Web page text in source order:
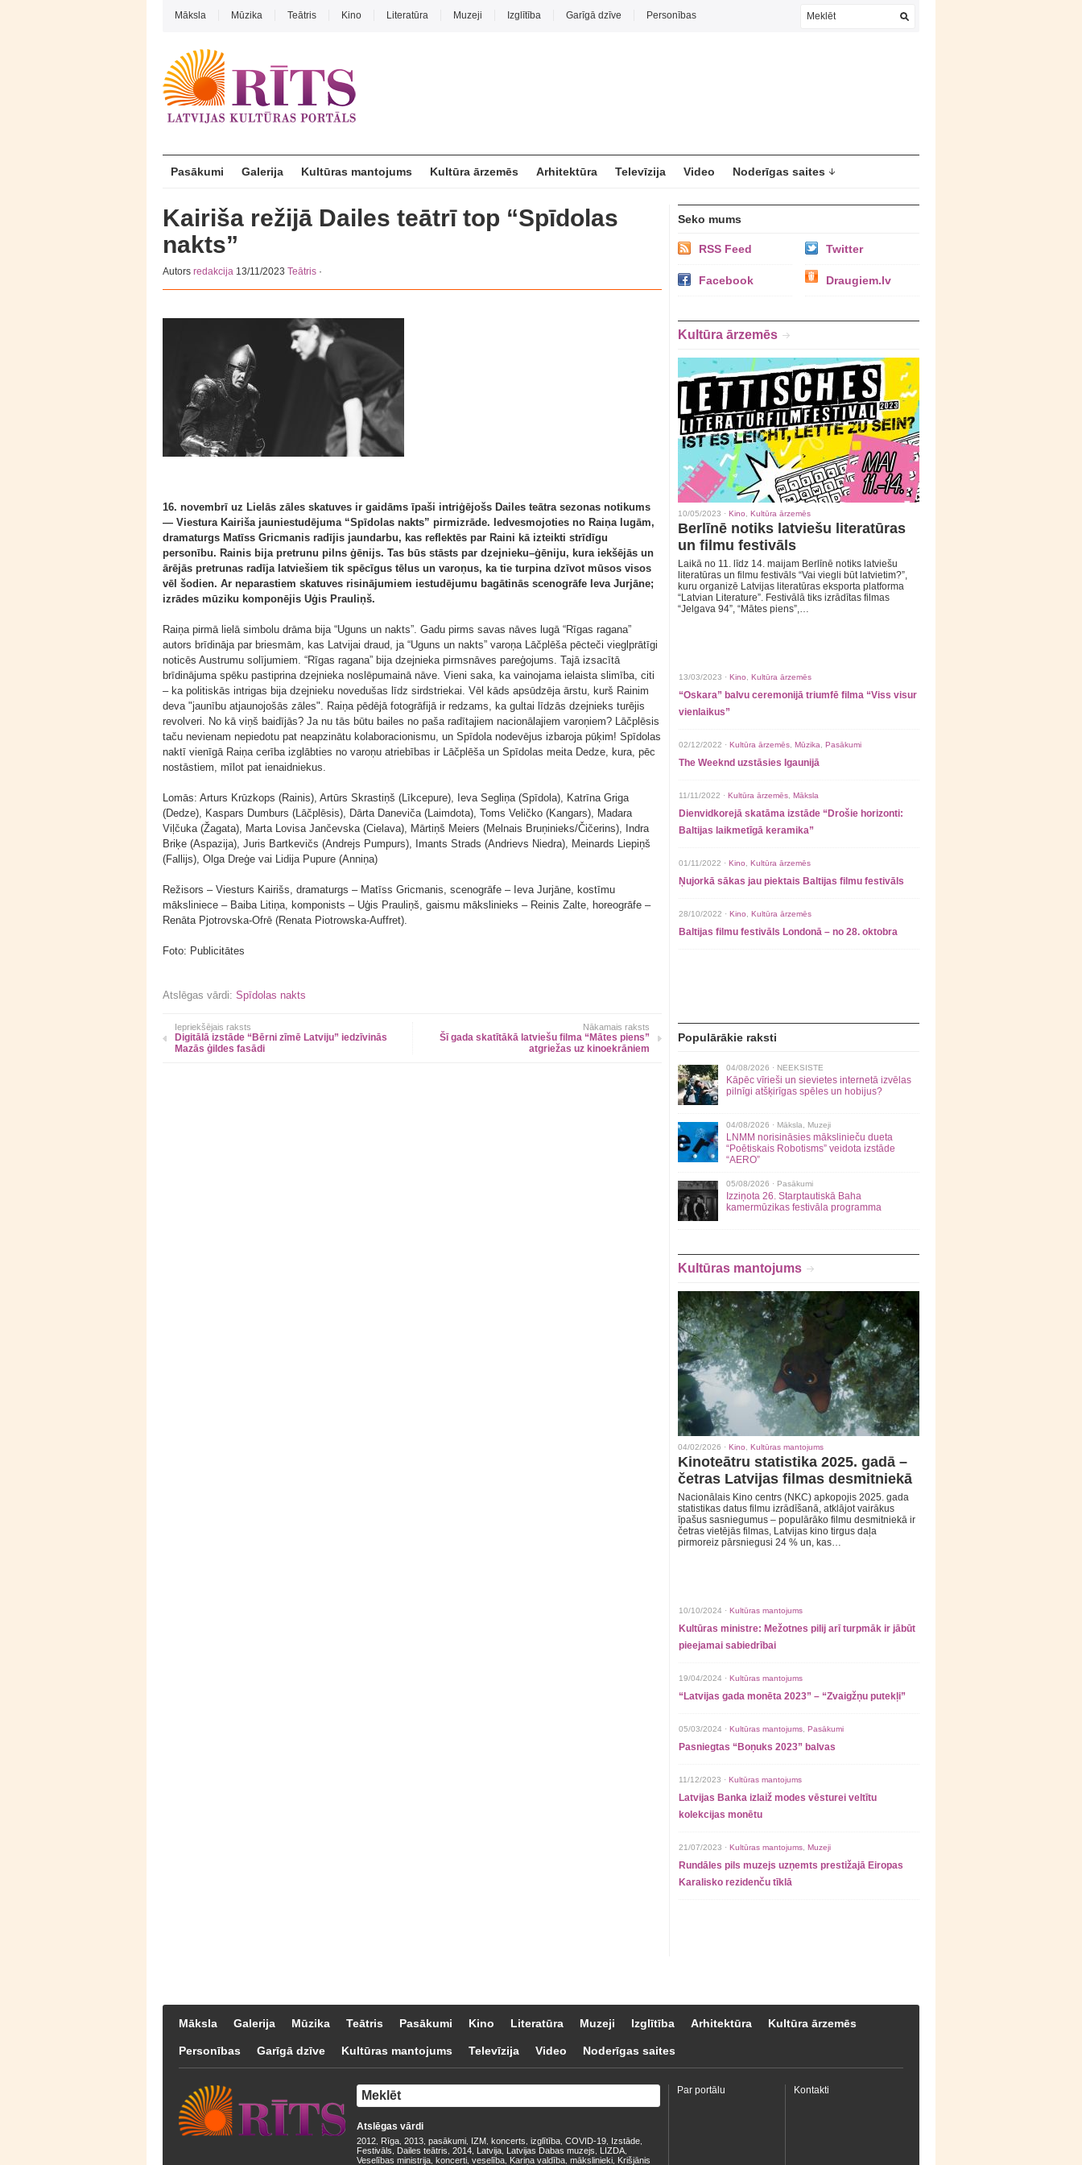
Māksla Mūzika Teātris Kino Literatūra Muzeji Izglītība Garīgā dzīve Personības
Pasākumi Galerija Kultūras mantojums Kultūra ārzemēs Arhitektūra Televīzija Video Noderīgas saites
Kairiša režijā Dailes teātrī top “Spīdolas
nakts”
Autors redakcija 13/11/2023 Teātris ·
16. novembrī uz Lielās zāles skatuves ir gaidāms īpaši intriģējošs Dailes teātra sezonas notikums
— Viestura Kairiša jauniestudējuma “Spīdolas nakts” pirmizrāde. Iedvesmojoties no Raiņa lugām,
dramaturgs Matīss Gricmanis radījis jaundarbu, kas reflektēs par Raini kā izteikti strīdīgu
personību. Rainis bija pretrunu pilns ģēnijs. Tas būs stāsts par dzejnieku–ģēniju, kura iekšējās un
ārējās pretrunas radīja latviešiem tik spēcīgus tēlus un varoņus, ka tie turpina dzīvot mūsos visos
vēl šodien. Ar neparastiem skatuves risinājumiem iestudējumu bagātinās scenogrāfe Ieva Jurjāne;
izrādes mūziku komponējis Uģis Prauliņš.
Raiņa pirmā lielā simbolu drāma bija “Uguns un nakts”. Gadu pirms savas nāves lugā “Rīgas ragana”
autors brīdināja par briesmām, kas Latvijai draud, ja “Uguns un nakts” varoņa Lāčplēša pēcteči vieglprātīgi
noticēs Austrumu solījumiem. “Rīgas ragana” bija dzejnieka pirmsnāves pareģojums. Tajā izsacītā
brīdinājuma spēku pastiprina dzejnieka noslēpumainā nāve. Vieni saka, ka vainojama ielaista slimība, citi
– ka politiskās intrigas bija dzejnieku novedušas līdz sirdstriekai. Vēl kāds apsūdzēja ārstu, kurš Rainim
deva "jaunību atjaunojošās zāles". Raiņa pēdējā fotogrāfijā ir redzams, ka gultai līdzās dzejnieks turējis
revolveri. No kā viņš baidījās? Ja nu tās būtu bailes no paša radītajiem nacionālajiem varoņiem? Lāčplēsis
taču nevienam nepiedotu pat neapzinātu kolaboracionismu, un Spīdola nodevējus izbaroja pūķim! Spīdolas
naktī vienīgā Raiņa cerība izglābties no varoņu atriebības ir Lāčplēša un Spīdolas meita Dedze, kura, pēc
nostāstiem, mīlot pat ienaidniekus.
Lomās: Arturs Krūzkops (Rainis), Artūrs Skrastiņš (Līkcepure), Ieva Segliņa (Spīdola), Katrīna Griga
(Dedze), Kaspars Dumburs (Lāčplēsis), Dārta Daneviča (Laimdota), Toms Veličko (Kangars), Madara
Viļčuka (Žagata), Marta Lovisa Jančevska (Cielava), Mārtiņš Meiers (Melnais Bruņinieks/Čičerins), Indra
Briķe (Aspazija), Juris Bartkevičs (Andrejs Pumpurs), Imants Strads (Andrievs Niedra), Meinards Liepiņš
(Fallijs), Olga Dreģe vai Lidija Pupure (Anniņa)
Režisors – Viesturs Kairišs, dramaturgs – Matīss Gricmanis, scenogrāfe – Ieva Jurjāne, kostīmu
māksliniece – Baiba Litiņa, komponists – Uģis Prauliņš, gaismu mākslinieks – Reinis Zalte, horeogrāfe –
Renāta Pjotrovska-Ofrē (Renata Piotrowska-Auffret).
Foto: Publicitātes
Atslēgas vārdi: Spīdolas nakts
Iepriekšējais raksts
Digitālā izstāde “Bērni zīmē Latviju” iedzīvinās
Mazās ģildes fasādi
Nākamais raksts
Šī gada skatītākā latviešu filma “Mātes piens”
atgriežas uz kinoekrāniem
Seko mums
RSS Feed Twitter
Facebook Draugiem.lv
Kultūra ārzemēs
10/05/2023 · Kino Kultūra ārzemēs
Berlīnē notiks latviešu literatūras
un filmu festivāls
Laikā no 11. līdz 14. maijam Berlīnē notiks latviešu
literatūras un filmu festivāls “Vai viegli būt latvietim?”,
kuru organizē Latvijas literatūras eksporta platforma
“Latvian Literature”. Festivālā tiks izrādītas filmas
“Jelgava 94”, “Mātes piens”,…
13/03/2023 · Kino Kultūra ārzemēs
“Oskara” balvu ceremonijā triumfē filma “Viss visur
vienlaikus”
02/12/2022 · Kultūra ārzemēs Mūzika Pasākumi
The Weeknd uzstāsies Igaunijā
11/11/2022 · Kultūra ārzemēs Māksla
Dienvidkorejā skatāma izstāde “Drošie horizonti:
Baltijas laikmetīgā keramika”
01/11/2022 · Kino Kultūra ārzemēs
Ņujorkā sākas jau piektais Baltijas filmu festivāls
28/10/2022 · Kino Kultūra ārzemēs
Baltijas filmu festivāls Londonā – no 28. oktobra
Populārākie raksti
04/08/2026 · NEEKSISTE
Kāpēc vīrieši un sievietes internetā izvēlas
pilnīgi atšķirīgas spēles un hobijus?
04/08/2026 · Māksla Muzeji
LNMM norisināsies mākslinieču dueta
“Poētiskais Robotisms” veidota izstāde
“AERO”
05/08/2026 · Pasākumi
Izziņota 26. Starptautiskā Baha
kamermūzikas festivāla programma
Kultūras mantojums
04/02/2026 · Kino Kultūras mantojums
Kinoteātru statistika 2025. gadā –
četras Latvijas filmas desmitniekā
Nacionālais Kino centrs (NKC) apkopojis 2025. gada
statistikas datus filmu izrādīšanā, atklājot vairākus
īpašus sasniegumus – populārāko filmu desmitniekā ir
četras vietējās filmas, Latvijas kino tirgus daļa
pirmoreiz pārsniegusi 24 % un, kas…
10/10/2024 · Kultūras mantojums
Kultūras ministre: Mežotnes pilij arī turpmāk ir jābūt
pieejamai sabiedrībai
19/04/2024 · Kultūras mantojums
“Latvijas gada monēta 2023” – “Zvaigžņu putekļi”
05/03/2024 · Kultūras mantojums Pasākumi
Pasniegtas “Boņuks 2023” balvas
11/12/2023 · Kultūras mantojums
Latvijas Banka izlaiž modes vēsturei veltītu
kolekcijas monētu
21/07/2023 · Kultūras mantojums Muzeji
Rundāles pils muzejs uzņemts prestižajā Eiropas
Karalisko rezidenču tīklā
Māksla Galerija Mūzika Teātris Pasākumi Kino Literatūra Muzeji Izglītība Arhitektūra Kultūra ārzemēs
Personības Garīgā dzīve Kultūras mantojums Televīzija Video Noderīgas saites
Atslēgas vārdi
2012 Rīga 2013 pasākumi IZM koncerts izglītība COVID-19 Izstāde
Festivāls Dailes teātris 2014 Latvija Latvijas Dabas muzejs LIZDA
Veselības ministrija koncerti veselība Kariņa valdība mākslinieki Krišjānis
Par portālu Kontakti